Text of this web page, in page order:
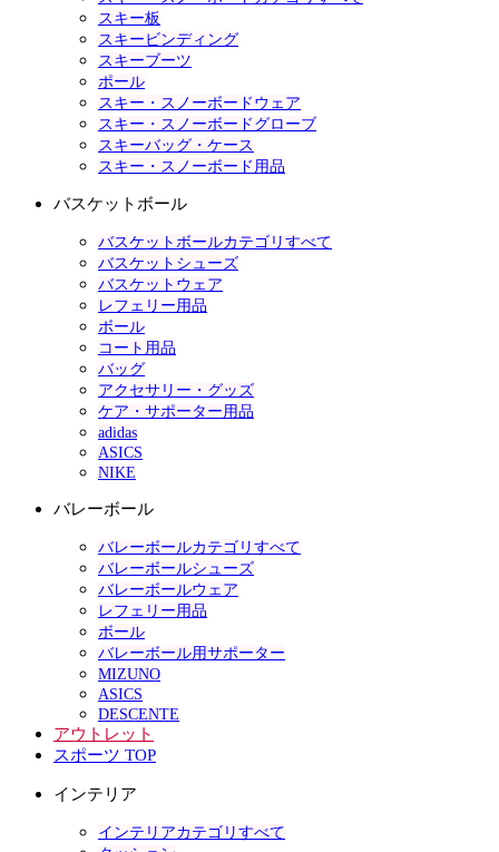
スキー板
スキービンディング
スキーブーツ
ポール
スキー・スノーボードウェア
スキー・スノーボードグローブ
スキーバッグ・ケース
スキー・スノーボード用品
バスケットボール
バスケットボールカテゴリすべて
バスケットシューズ
バスケットウェア
レフェリー用品
ボール
コート用品
バッグ
アクセサリー・グッズ
ケア・サポーター用品
adidas
ASICS
NIKE
バレーボール
バレーボールカテゴリすべて
バレーボールシューズ
バレーボールウェア
レフェリー用品
ボール
バレーボール用サポーター
MIZUNO
ASICS
DESCENTE
アウトレット
スポーツ TOP
インテリア
インテリアカテゴリすべて